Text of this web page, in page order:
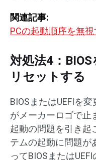
関連記事:
PCの起動順序を無
対処法4：
リセットする
BIOSまたはUEFIを
がメーカーロゴで止
起動の問題を引き起
テムの起動に問題が
ってBIOSまたは